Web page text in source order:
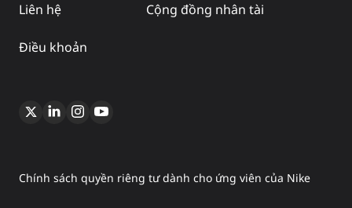
Liên hệ Cộng đồng nhân tài
Điều khoản
Chính sách quyền riêng tư dành cho ứng viên của Nike